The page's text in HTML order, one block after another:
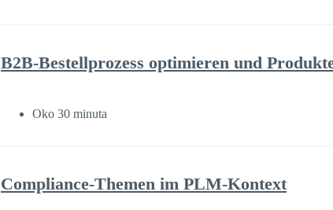
B2B-Bestellprozess optimieren und
Oko 30 minuta
Compliance-Themen im PLM-Kontext